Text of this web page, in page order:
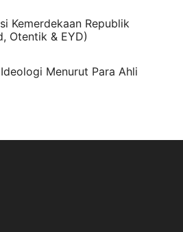
Kemerdekaan Republik
Otentik & EYD)
Menurut Para Ahli